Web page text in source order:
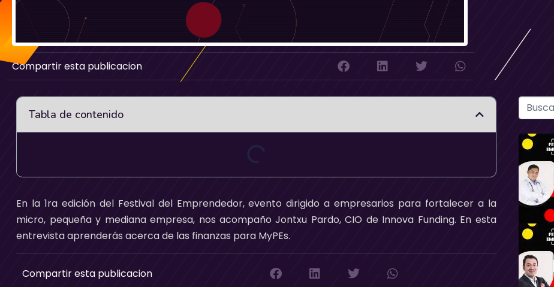
Compartir esta publicacion
Tabla de contenido
En la 1ra edición del Festival del Emprendedor, evento dirigido a empresarios para fortalecer a la
micro, pequeña y mediana empresa, nos acompaño Jontxu Pardo, CIO de Innova Funding. En esta
entrevista aprenderás acerca de las finanzas para MyPEs.
Compartir esta publicacion